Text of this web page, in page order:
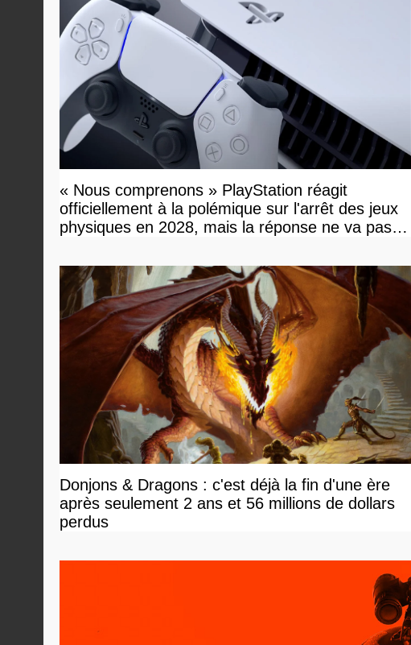
« Nous comprenons » PlayStation réagit
officiellement à la polémique sur l'arrêt des jeux
physiques en 2028, mais la réponse ne va pas
Donjons & Dragons : c'est déjà la fin d'une ère
après seulement 2 ans et 56 millions de dollars
perdus